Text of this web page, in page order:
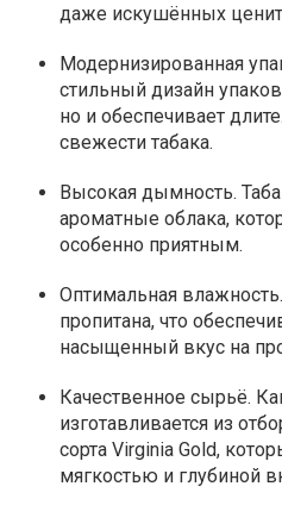
даже искушённых
Модернизированная
стильный дизайн
но и обеспечивает
свежести табака.
Высокая дымность.
ароматные облака,
особенно приятным.
Оптимальная
пропитана, что
насыщенный вкус на
Качественное сырьё.
изготавливается из
сорта Virginia Gold,
мягкостью и глубиной